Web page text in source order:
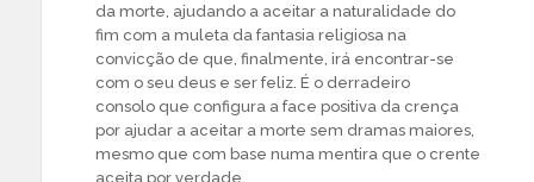
da morte, ajudando a aceitar a naturalidade do
fim com a muleta da fantasia religiosa na
convicção de que, finalmente, irá encontrar-se
com o seu deus e ser feliz. É o derradeiro
consolo que configura a face positiva da crença
por ajudar a aceitar a morte sem dramas maiores,
mesmo que com base numa mentira que o crente
aceita por verdade.